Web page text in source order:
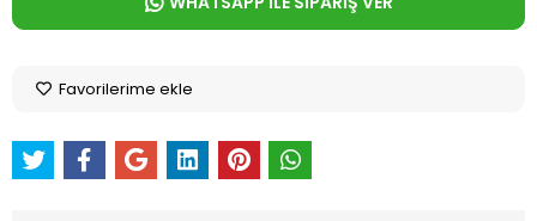
Favorilerime ekle